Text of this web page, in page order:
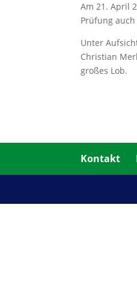
Am 21. April
Prüfung
Unter
Christian
großes Lob.
Kontakt